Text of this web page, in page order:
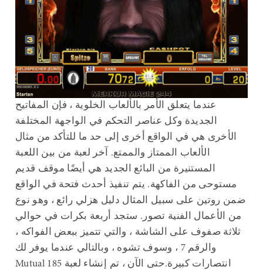
عندما يتعلق الأمر بالألعاب الخلوية ، فإن المفاتيح
الجديدة وكل عناصر التحكم في الواجهة المختلفة
الأخرى هي في الواقع أخرى إلى حد ما للتأكد من مثال
الألعاب الممتاز والممتع. آخر لعبة من بين اللعبة
المستنيرة من البائع الجديد هي أيضًا موقف قديم
مستوحى من الفاكهة. يتم تنفيذ أحدث فتحة في الواقع
ضمن روتين على سبيل المثال دليل هزلي رائع ، وهو نوع
من الأعمال الفنية تصور. ستجد أربعة بكرات في حوالي
ثلاثة صفوف على الشاشة ، والتي تتميز ببعض الفواكه ،
والرقم 7 ، وسوف تشوه ، وبالتالي عندما يوفر لك
Mutual انتصارات كبيرة.حتى الآن ، تم إنشاء لعبة 185